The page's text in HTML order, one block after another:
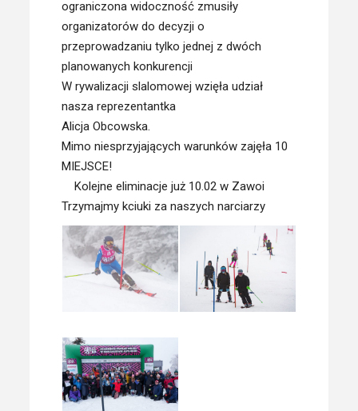
ograniczona widoczność zmusiły
organizatorów do decyzji o
przeprowadzaniu tylko jednej z dwóch
planowanych konkurencji
W rywalizacji slalomowej wzięła udział
nasza reprezentantka
Alicja Obcowska.
Mimo niesprzyjających warunków zajęła 10
MIEJSCE!
Kolejne eliminacje już 10.02 w Zawoi
Trzymajmy kciuki za naszych narciarzy